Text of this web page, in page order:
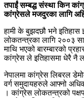
तपाईं सम्बद्ध संस्था किन
कांग्रेसले मजदुरका लागि
हामी के बुझदछौ भने
लोकतन्त्रका लागि २००३
माथि भएको बारम्बारको
कांग्रेस ले इतिहासमा धेरै नै
नेपालमा कांग्रेस लिबरल
वर्ग समुदायहरुले आफ्नो
। कांग्रेस लोकतन्त्रको